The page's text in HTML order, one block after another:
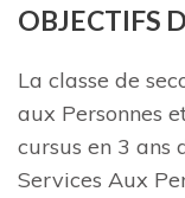
OBJECTIFS
La classe de
aux Personnes
cursus en 3 ans
Services Aux